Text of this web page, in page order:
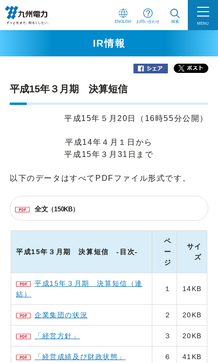
ENGLISH お問い合わせ 検索 MENU
IR情報
平成15年３月期 決算短信
平成15年５月20日（16時55分公開）
平成14年４月１日から
平成15年３月31日まで
以下のデータはすべてPDFファイル形式です。
全文（150KB）
平成15年３月期 決算短信 -目次-
ペ
ー
ジ
サイ
ズ
平成15年３月期 決算短信（連
結）
１ 14KB
企業集団の状況 ２ 20KB
「経営方針」 ３ 20KB
「経営成績及び財政状態」 ６ 41KB